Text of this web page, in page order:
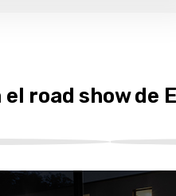
el road show de